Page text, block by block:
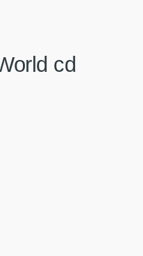
cd